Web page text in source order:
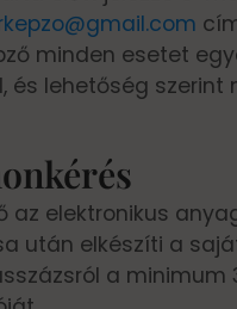
minden esetet
és lehetőség szerint
az elektronikus
után elkészíti a
a minimum